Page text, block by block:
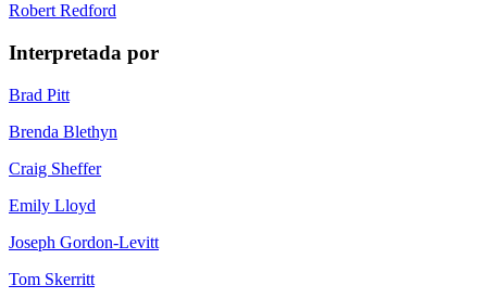
Robert Redford
Interpretada por
Brad Pitt
Brenda Blethyn
Craig Sheffer
Emily Lloyd
Joseph Gordon-Levitt
Tom Skerritt